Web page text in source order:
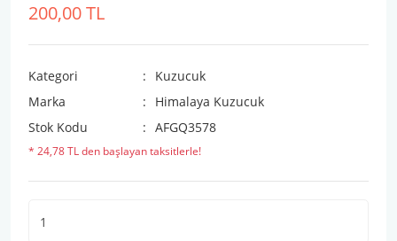
200,00 TL
Kategori
Kuzucuk
Marka
Himalaya Kuzucuk
Stok Kodu
AFGQ3578
* 24,78 TL den başlayan taksitlerle!